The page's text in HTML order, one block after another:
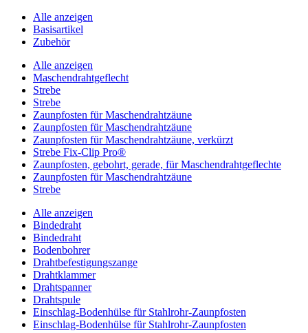
Alle anzeigen
Basisartikel
Zubehör
Alle anzeigen
Maschendrahtgeflecht
Strebe
Strebe
Zaunpfosten für Maschendrahtzäune
Zaunpfosten für Maschendrahtzäune
Zaunpfosten für Maschendrahtzäune, verkürzt
Strebe Fix-Clip Pro®
Zaunpfosten, gebohrt, gerade, für Maschendrahtgeflechte
Zaunpfosten für Maschendrahtzäune
Strebe
Alle anzeigen
Bindedraht
Bindedraht
Bodenbohrer
Drahtbefestigungszange
Drahtklammer
Drahtspanner
Drahtspule
Einschlag-Bodenhülse für Stahlrohr-Zaunpfosten
Einschlag-Bodenhülse für Stahlrohr-Zaunpfosten